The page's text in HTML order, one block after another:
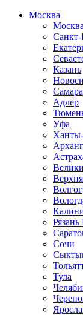
Москва
Москва
Санкт-
Казань
Самара
Адлер
Уфа
Сочи
Тула